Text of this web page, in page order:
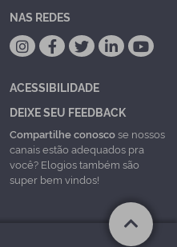
NAS REDES
ACESSIBILIDADE
DEIXE SEU FEEDBACK
Compartilhe conoscose nossos
canais estão adequados pra
você? Elogios também são
super bem vindos!